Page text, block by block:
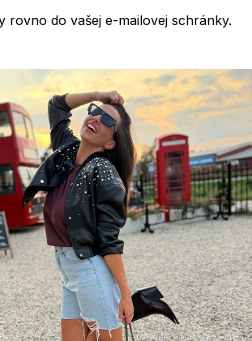
rovno do vašej e-mailovej schránky.